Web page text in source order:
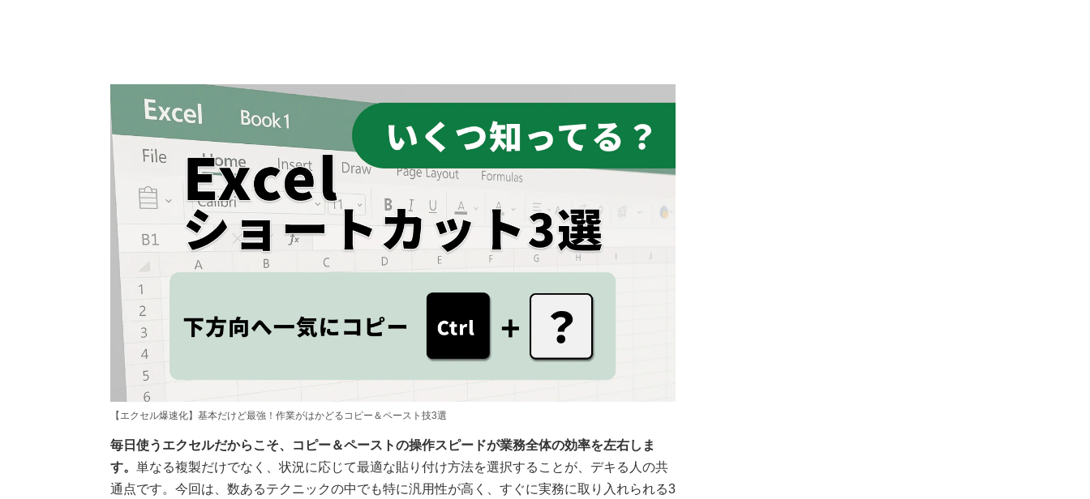
【エクセル爆速化】基本だけど最強！作業がはかどるコピー＆ペースト技3選
毎日使うエクセルだからこそ、コピー＆ペーストの操作スピードが業務全体の効率を左右しま
す。 単なる複製だけでなく、状況に応じて最適な貼り付け方法を選択することが、デキる人の共
通点です。今回は、数あるテクニックの中でも特に汎用性が高く、すぐに実務に取り入れられる3